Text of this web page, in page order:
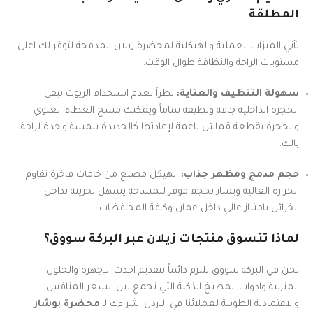
المطلقة
تأتي الميزات العملية والهيكلية لمحضرة زيلان المدمجة لتوفر لك اعلى
مستويات الراحة والنظافة طوال الوقت:
سهولة التنظيف والعناية: نظراً لعدم استخدام الزيوت تبقى
الحجرة الداخلية جافة ونظيفة تماماً ويمكنك مسح الغطاء العلوي
والحجرة بقطعة قماش ناعمة لإعادتها كالجديدة بلمسة واحدة لراحة
بالك.
حجم مدمج ومظهر جذاب: الهيكل مصنع من خامات فاخرة تقاوم
الحرارة العالية ويمتاز بحجم موفر للمساحة يسهل تخزينه بداخل
الخزائن بامتياز عالي داخل عمان وكافة المحافظات.
لماذا تتسوق منتجات زيلان عبر البركة سووق؟
نحن في البركة سووق نلتزم دائماً بتقديم احدث الاجهزة والحلول
المنزلية وادوات المطبخ الذكية التي تجمع بين السعر المنافس
والاعتمادية الطويلة لعملائنا في الاردن. شراءك لـ محضرة بوشار